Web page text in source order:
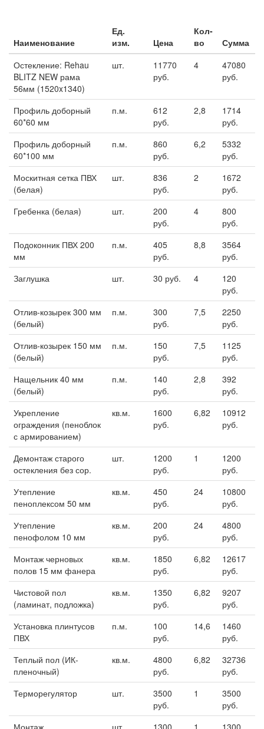
Наименование
Ед.
изм.
Цена
Кол-
во
Сумма
Остекление: Rehau
BLITZ NEW рама
56мм (1520x1340)
шт.
11770
руб.
4
47080
руб.
Профиль доборный
60*60 мм
п.м.
612
руб.
2,8
1714
руб.
Профиль доборный
60*100 мм
п.м.
860
руб.
6,2
5332
руб.
Москитная сетка ПВХ
(белая)
шт.
836
руб.
2
1672
руб.
Гребенка (белая)
шт.
200
руб.
4
800
руб.
Подоконник ПВХ 200
мм
п.м.
405
руб.
8,8
3564
руб.
Заглушка
шт. 30 руб. 4
120
руб.
Отлив-козырек 300 мм
(белый)
п.м.
300
руб.
7,5
2250
руб.
Отлив-козырек 150 мм
(белый)
п.м.
150
руб.
7,5
1125
руб.
Нащельник 40 мм
(белый)
п.м.
140
руб.
2,8
392
руб.
Укрепление
ограждения (пеноблок
с армированием)
кв.м.
1600
руб.
6,82
10912
руб.
Демонтаж старого
остекления без сор.
шт.
1200
руб.
1
1200
руб.
Утепление
пеноплексом 50 мм
кв.м.
450
руб.
24
10800
руб.
Утепление
пенофолом 10 мм
кв.м.
200
руб.
24
4800
руб.
Монтаж черновых
полов 15 мм фанера
кв.м.
1850
руб.
6,82
12617
руб.
Чистовой пол
(ламинат, подложка)
кв.м.
1350
руб.
6,82
9207
руб.
Установка плинтусов
ПВХ
п.м.
100
руб.
14,6
1460
руб.
Теплый пол (ИК-
пленочный)
кв.м.
4800
руб.
6,82
32736
руб.
Терморегулятор
шт.
3500
руб.
1
3500
руб.
Монтаж
шт. 1300 1 1300